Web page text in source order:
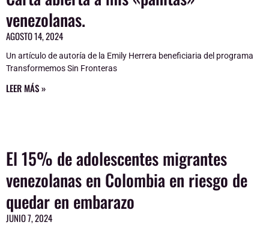
venezolanas.
AGOSTO 14, 2024
Un artículo de autoría de la Emily Herrera beneficiaria del programa
Transformemos Sin Fronteras
LEER MÁS »
El 15% de adolescentes migrantes
venezolanas en Colombia en riesgo de
quedar en embarazo
JUNIO 7, 2024